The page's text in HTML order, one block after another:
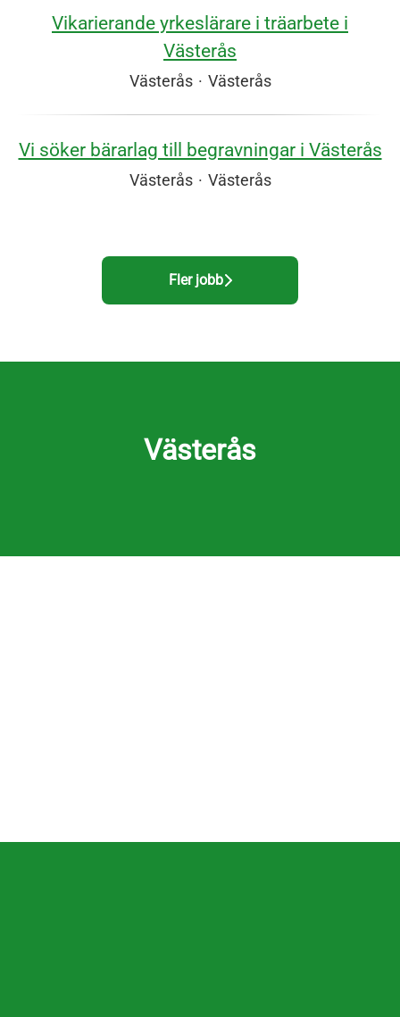
Vikarierande yrkeslärare i träarbete i
Västerås
Västerås · Västerås
Vi söker bärarlag till begravningar i Västerås
Västerås · Västerås
Fler jobb
Västerås